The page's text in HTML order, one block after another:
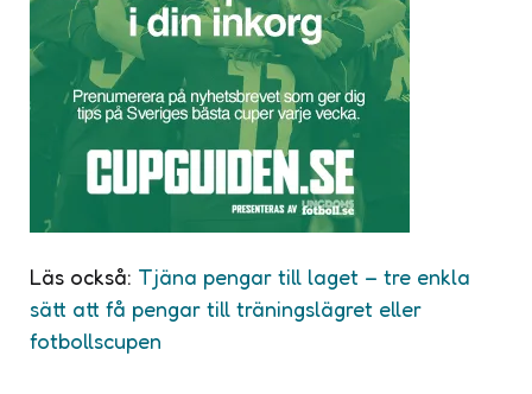
Läs också: Tjäna pengar till laget – tre enkla
sätt att få pengar till träningslägret eller
fotbollscupen